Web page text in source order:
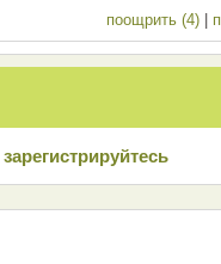
поощрить (4)
зарeгиcтрирyйтeсь